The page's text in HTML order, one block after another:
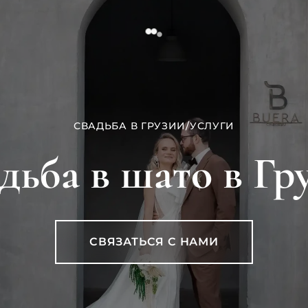
СВАДЬБА В ГРУЗИИ/УСЛУГИ
в шато в
СВЯЗАТЬСЯ С НАМИ